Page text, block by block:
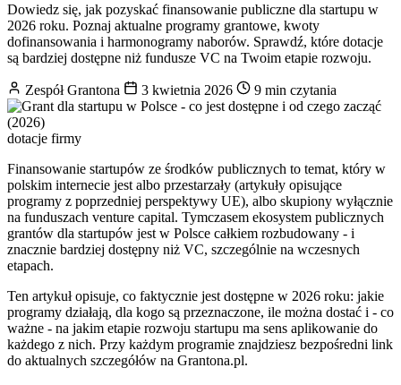
Dowiedz się, jak pozyskać finansowanie publiczne dla startupu w
2026 roku. Poznaj aktualne programy grantowe, kwoty
dofinansowania i harmonogramy naborów. Sprawdź, które dotacje
są bardziej dostępne niż fundusze VC na Twoim etapie rozwoju.
Zespół Grantona 3 kwietnia 2026 9 min czytania
dotacje firmy
Finansowanie startupów ze środków publicznych to temat, który w
polskim internecie jest albo przestarzały (artykuły opisujące
programy z poprzedniej perspektywy UE), albo skupiony wyłącznie
na funduszach venture capital. Tymczasem ekosystem publicznych
grantów dla startupów jest w Polsce całkiem rozbudowany - i
znacznie bardziej dostępny niż VC, szczególnie na wczesnych
etapach.
Ten artykuł opisuje, co faktycznie jest dostępne w 2026 roku: jakie
programy działają, dla kogo są przeznaczone, ile można dostać i - co
ważne - na jakim etapie rozwoju startupu ma sens aplikowanie do
każdego z nich. Przy każdym programie znajdziesz bezpośredni link
do aktualnych szczegółów na Grantona.pl.